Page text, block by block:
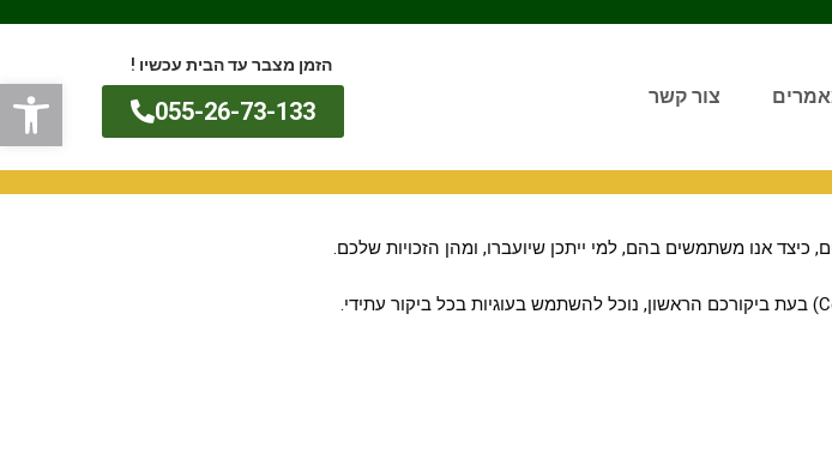
צור קשר
הזמן מצבר עד הבית עכשיו !
055-26-73-133
אנו משתמשים בהם, למי ייתכן שיועברו, ומהן הזכויות שלכם.